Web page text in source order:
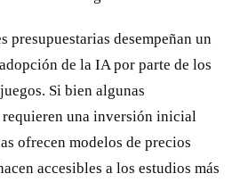
presupuestarias desempeñan un
de la IA por parte de los
Si bien algunas
requieren una inversión inicial
ofrecen modelos de precios
accesibles a los estudios más